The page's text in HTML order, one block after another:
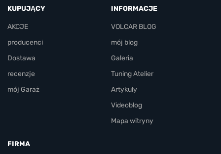
KUPUJĄCY
AKCJE
producenci
Dostawa
recenzje
mój Garaż
INFORMACJE
VOLCAR BLOG
mój blog
Galeria
Tuning Atelier
Artykuły
Videoblog
Mapa witryny
FIRMA